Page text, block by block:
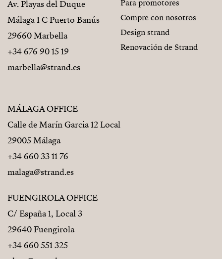
Av. Playas del Duque
Málaga 1 C Puerto Banús
29660 Marbella
+34 676 90 15 19
marbella@strand.es
MÁLAGA OFFICE
Calle de Marín Garcia 12 Local
29005 Málaga
+34 660 33 11 76
malaga@strand.es
FUENGIROLA OFFICE
C/ España 1, Local 3
29640 Fuengirola
+34 660 551 325
Para promotores
Compre con nosotros
Design strand
Renovación de Strand